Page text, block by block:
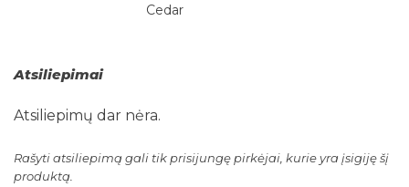
Cedar
Atsiliepimai
Atsiliepimų dar nėra.
Rašyti atsiliepimą gali tik prisijungę pirkėjai, kurie yra įsigiję šį
produktą.